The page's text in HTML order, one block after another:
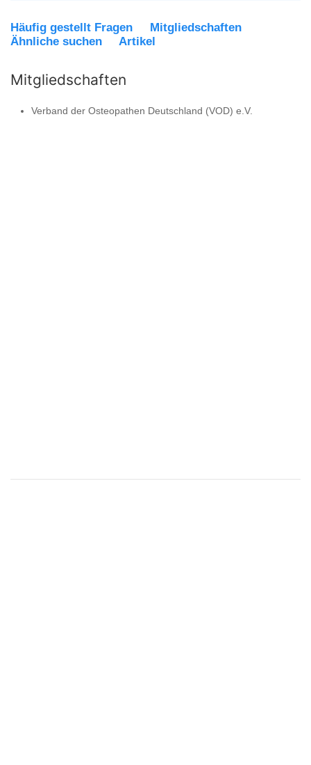
Häufig gestellt Fragen
Mitgliedschaften
Ähnliche suchen
Artikel
Mitgliedschaften
Verband der Osteopathen Deutschland (VOD) e.V.